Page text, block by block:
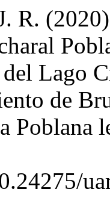
R.
Lago
de
Poblana